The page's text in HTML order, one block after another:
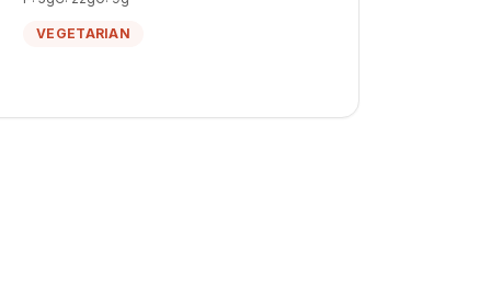
VEGETARIAN